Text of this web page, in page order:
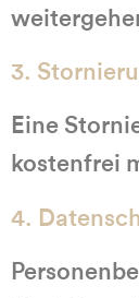
3.
Eine
kostenfrei
4.